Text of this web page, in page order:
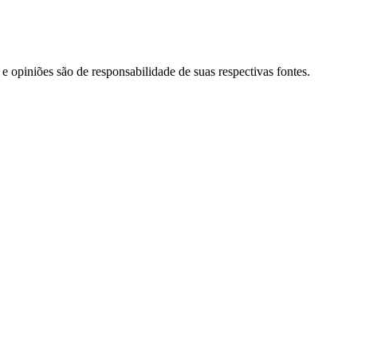
são de responsabilidade de suas respectivas fontes.